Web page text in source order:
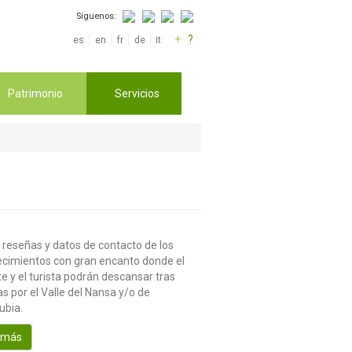
Síguenos:
es en fr de it + ?
Patrimonio Servicios
reseñas y datos de contacto de los
con gran encanto donde el
y el turista podrán descansar tras
por el Valle del Nansa y/o de